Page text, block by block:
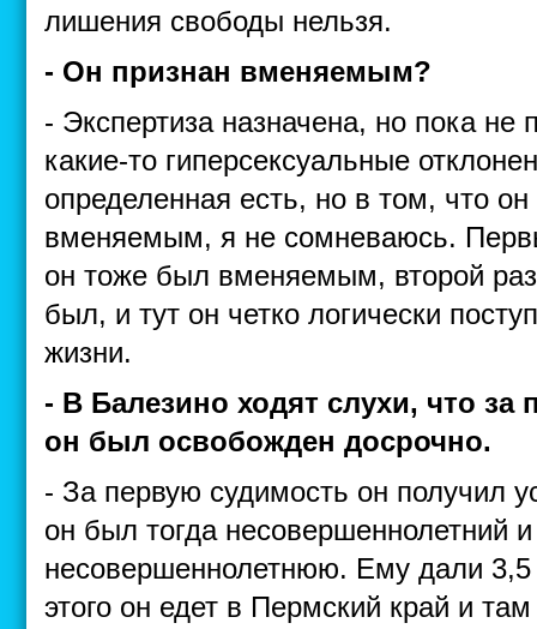
лишения свободы нельзя.
- Он признан вменяемым?
- Экспертиза назначена, но пока не
какие-то гиперсексуальные
определенная есть, но в том, что он
вменяемым, я не сомневаюсь.
он тоже был вменяемым, второй
был, и тут он четко логически
жизни.
- В Балезино ходят слухи, что за
он был освобожден досрочно.
- За первую судимость он получил
он был тогда несовершеннолетний
несовершеннолетнюю. Ему дали 3,5
этого он едет в Пермский край и